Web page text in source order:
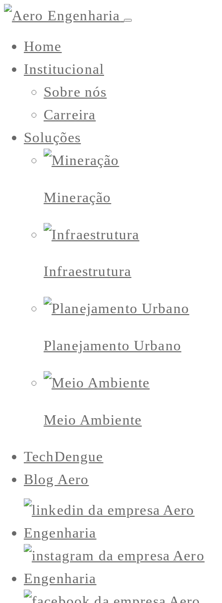
Home
Institucional
Sobre nós
Carreira
Soluções
Mineração
Infraestrutura
Planejamento Urbano
Meio Ambiente
TechDengue
Blog Aero